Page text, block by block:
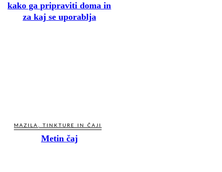
kako ga pripraviti doma in
za kaj se uporablja
MAZILA, TINKTURE IN ČAJI
Metin čaj